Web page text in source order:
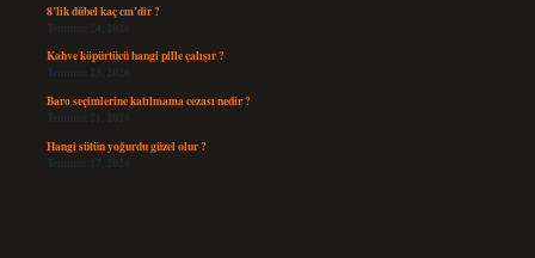
8’lik dübel kaç cm’dir ?
Temmuz 24, 2026
Kahve köpürtücü hangi pille çalışır ?
Temmuz 23, 2026
Baro seçimlerine katılmama cezası nedir ?
Temmuz 21, 2026
Hangi sütün yoğurdu güzel olur ?
Temmuz 17, 2026